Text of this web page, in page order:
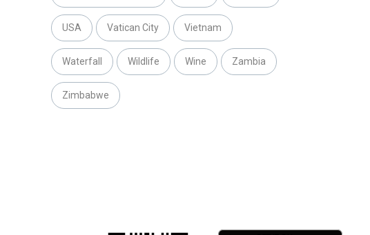
USA Vatican City Vietnam
Waterfall Wildlife Wine Zambia
Zimbabwe